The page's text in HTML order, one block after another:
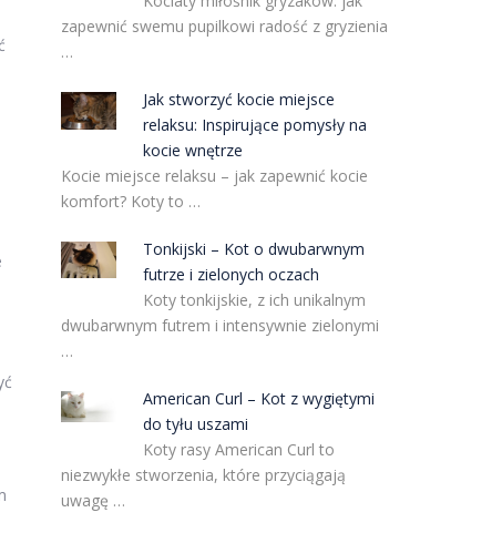
zapewnić swemu pupilkowi radość z gryzienia
…
Jak stworzyć kocie miejsce
relaksu: Inspirujące pomysły na
kocie wnętrze
Kocie miejsce relaksu – jak zapewnić kocie
komfort? Koty to …
Tonkijski – Kot o dwubarwnym
futrze i zielonych oczach
Koty tonkijskie, z ich unikalnym
dwubarwnym futrem i intensywnie zielonymi
…
American Curl – Kot z wygiętymi
do tyłu uszami
Koty rasy American Curl to
niezwykłe stworzenia, które przyciągają
uwagę …